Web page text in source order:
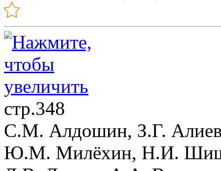
стр.348
С.М. Алдошин, З.Г.
Ю.М. Милёхин, Н.И.